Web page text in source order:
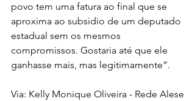
povo tem uma fatura ao final que se
aproxima ao subsidio de um deputado
estadual sem os mesmos
compromissos. Gostaria até que ele
ganhasse mais, mas legitimamente”.
Via: Kelly Monique Oliveira - Rede Alese